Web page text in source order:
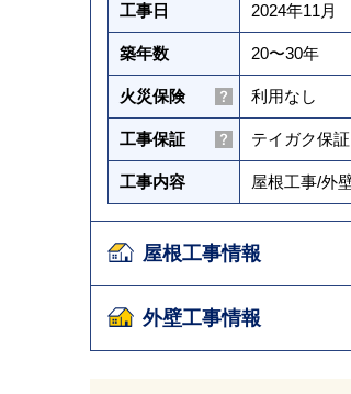
工事日 2024年11月
築年数 20〜30年
火災保険 利用なし
工事保証 テイガク保
工事内容 屋根工事/外
屋根工事情報
外壁工事情報